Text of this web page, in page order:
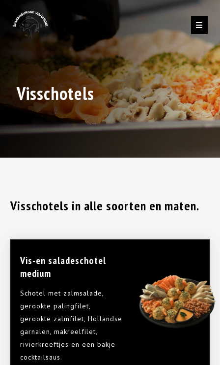
Visschotels
Visschotels in alle soorten en maten.
Vis-en saladeschotel
medium
Schotel met zalmsalade,
gerookte palingfilet,
gerookte zalmfilet, Hollandse
garnalen, makreelfilet,
rivierkreeftjes en een bakje
cocktailsaus.